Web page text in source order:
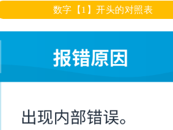
数字【1】开头的对照表